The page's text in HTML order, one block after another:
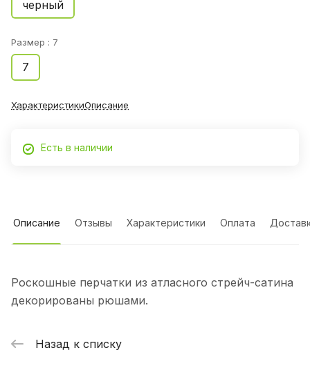
черный
Размер : 7
7
ХарактеристикиОписание
Есть в наличии
Описание Отзывы Характеристики Оплата
Роскошные перчатки из атласного стрейч-сатина
декорированы рюшами.
Назад к списку